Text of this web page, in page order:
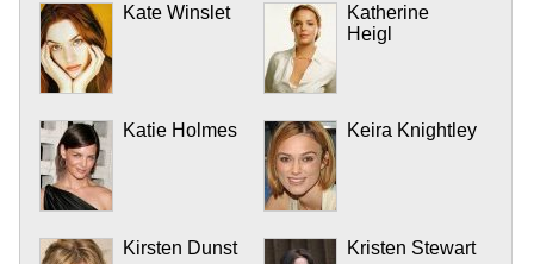
Kate Winslet
Katherine
Heigl
Katie Holmes Keira Knightley
Kirsten Dunst Kristen Stewart